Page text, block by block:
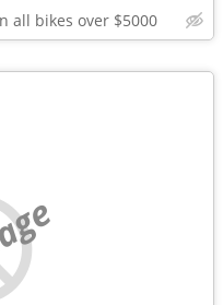
all bikes over $5000